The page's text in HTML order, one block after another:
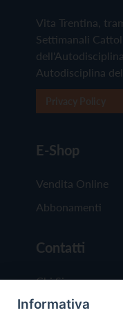
Vita Trentina,
Settimanali
Autodisciplina
E-Shop
Vendita Online
Abbonamenti
Contatti
Chi Siamo
Redazione
Informativa